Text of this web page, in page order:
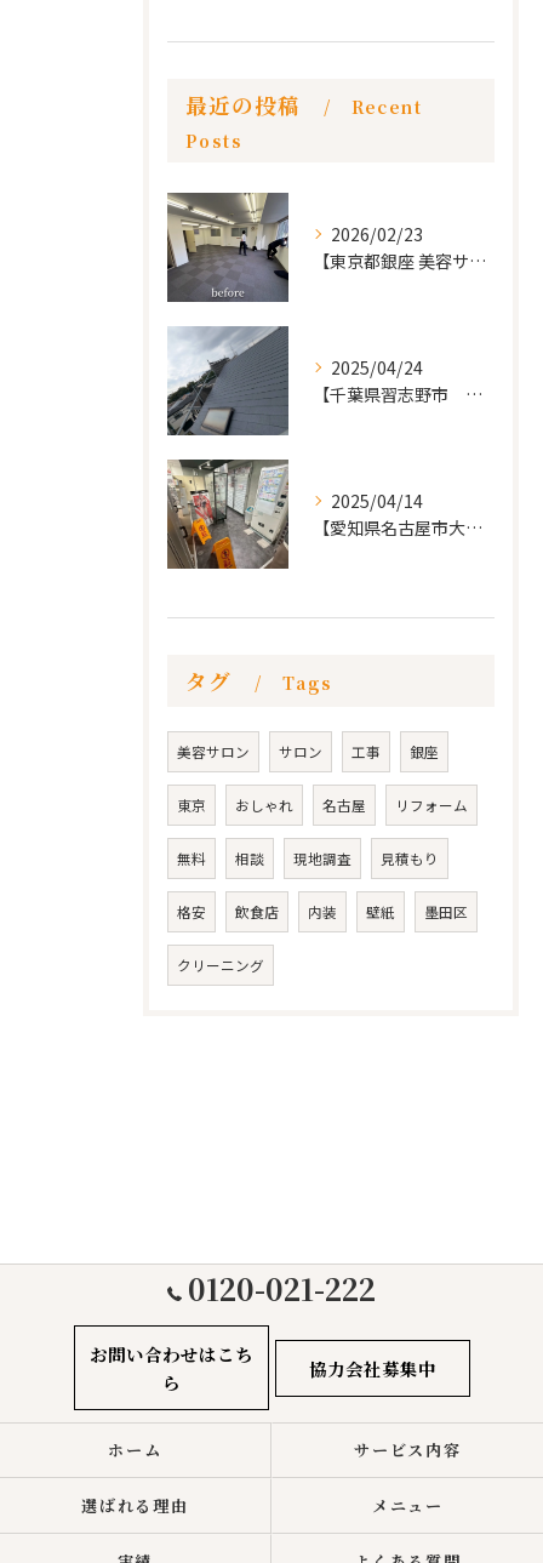
最近の投稿
Recent
Posts
2026/02/23
【東京都銀座 美容サロン店舗工事】
2025/04/24
【千葉県習志野市 戸建て 屋根の葺き替え工事】
2025/04/14
【愛知県名古屋市大須 カードショップ屋のリノベーション
タグ Tags
美容サロン サロン 工事 銀座
東京 おしゃれ 名古屋 リフォーム
無料 相談 現地調査 見積もり
格安 飲食店 内装 壁紙 墨田区
クリーニング
0120-021-222
お問い合わせはこち
ら
協力会社募集中
ホーム サービス内容
選ばれる理由 メニュー